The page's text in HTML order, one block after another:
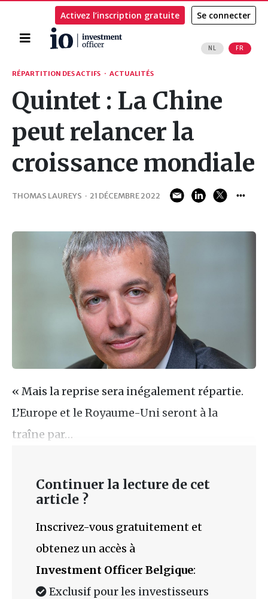
Accueil
NL FR
Activez l’inscription gratuite Se connecter
Rechercher
RÉPARTITION DES ACTIFS · ACTUALITÉS
Quintet : La Chine
peut relancer la
croissance mondiale
THOMAS LAUREYS · 21 DÉCEMBRE 2022
« Mais la reprise sera inégalement répartie.
L’Europe et le Royaume-Uni seront à la
traîne par…
Continuer la lecture de cet
article ?
Inscrivez-vous gratuitement et
obtenez un accès à
Investment Officer Belgique:
Exclusif pour les investisseurs